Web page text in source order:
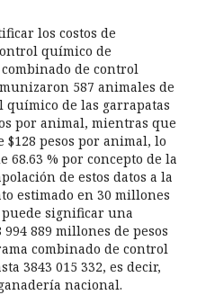
los costos de
químico de
de control
587 animales de
químico de las garrapatas
por animal, mientras que
pesos por animal, lo
% por concepto de la
de estos datos a la
estimado en 30 millones
puede significar una
889 millones de pesos
combinado de control
3843 015 332, es decir,
nacional.